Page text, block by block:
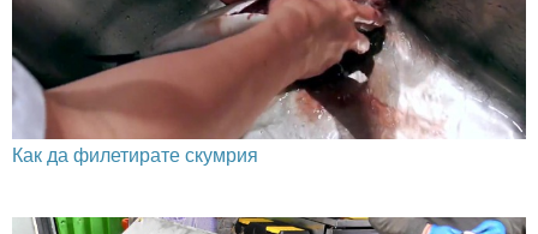
Как да филетирате скумрия